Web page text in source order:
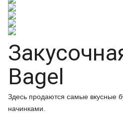
Bagel
Здесь продаются самые вкусные
начинками.